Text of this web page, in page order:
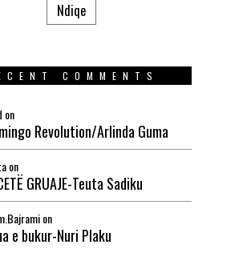
Ndiqe
COMMENTS
on
Revolution/Arlinda Guma
on
GRUAJE-Teuta Sadiku
on
e bukur-Nuri Plaku